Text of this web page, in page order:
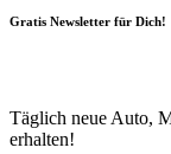
Gratis Newsletter für Dich!
Täglich neue Auto,
erhalten!